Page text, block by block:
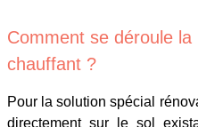
Comment se déroule la
chauffant ?
Pour la solution spécial
directement sur le sol